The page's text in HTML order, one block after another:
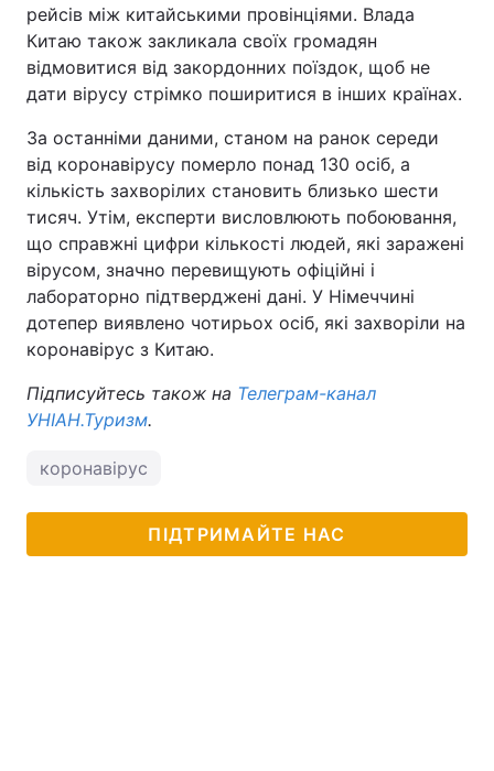
рейсів між китайськими провінціями. Влада
Китаю також закликала своїх громадян
відмовитися від закордонних поїздок, щоб не
дати вірусу стрімко поширитися в інших країнах.
За останніми даними, станом на ранок середи
від коронавірусу померло понад 130 осіб, а
кількість захворілих становить близько шести
тисяч. Утім, експерти висловлюють побоювання,
що справжні цифри кількості людей, які заражені
вірусом, значно перевищують офіційні і
лабораторно підтверджені дані. У Німеччині
дотепер виявлено чотирьох осіб, які захворіли на
коронавірус з Китаю.
Підписуйтесь також на Телеграм-канал
УНІАН.Туризм.
коронавірус
ПІДТРИМАЙТЕ НАС